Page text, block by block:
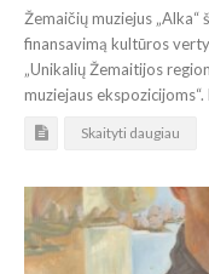
Žemaičių muziejus
finansavimą kultūros
„Unikalių Žemaitijos
muziejaus
Skaityti daugiau